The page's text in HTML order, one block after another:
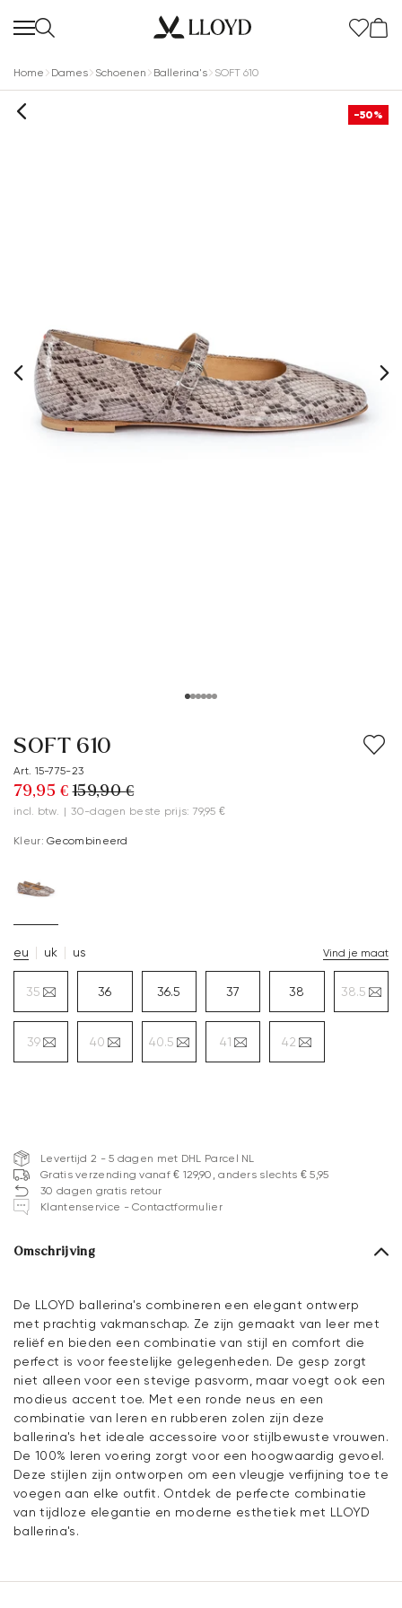
Home Dames Schoenen Ballerina's SOFT 610
-50%
SOFT 610
Art. 15-775-23
79,95 € 159,90 €
incl. btw. | 30-dagen beste prijs: 79,95 €
Kleur: Gecombineerd
eu uk us Vind je maat
35 36 36.5 37 38 38.5
39 40 40.5 41 42
Levertijd 2 - 5 dagen met DHL Parcel NL
Gratis verzending vanaf € 129,90, anders slechts € 5,95
30 dagen gratis retour
Klantenservice - Contactformulier
Omschrijving
De LLOYD ballerina's combineren een elegant ontwerp
met prachtig vakmanschap. Ze zijn gemaakt van leer met
reliëf en bieden een combinatie van stijl en comfort die
perfect is voor feestelijke gelegenheden. De gesp zorgt
niet alleen voor een stevige pasvorm, maar voegt ook een
modieus accent toe. Met een ronde neus en een
combinatie van leren en rubberen zolen zijn deze
ballerina's het ideale accessoire voor stijlbewuste vrouwen.
De 100% leren voering zorgt voor een hoogwaardig gevoel.
Deze stijlen zijn ontworpen om een vleugje verfijning toe te
voegen aan elke outfit. Ontdek de perfecte combinatie
van tijdloze elegantie en moderne esthetiek met LLOYD
ballerina's.